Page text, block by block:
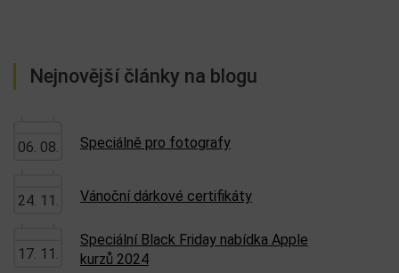
Nejnovější články na blogu
06. 08. Speciálně pro fotografy
24. 11. Vánoční dárkové certifikáty
17. 11.
Speciální Black Friday nabídka Apple
kurzů 2024